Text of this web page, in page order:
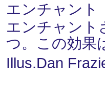
エンチャント
エンチャント
つ。この効果
Illus.Dan